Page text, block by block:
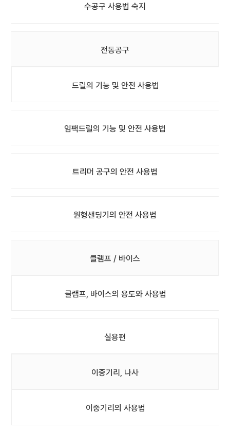
수공구 사용법 숙지
전동공구
드릴의 기능 및 안전 사용법
임팩드릴의 기능 및 안전 사용법
트리머 공구의 안전 사용법
원형샌딩기의 안전 사용법
클램프 / 바이스
클램프, 바이스의 용도와 사용법
실용편
이중기리, 나사
이중기리의 사용법